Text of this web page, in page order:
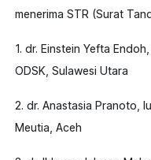
menerima STR (Surat
1. dr. Einstein Yefta
ODSK, Sulawesi Utara
2. dr. Anastasia Pranoto,
Meutia, Aceh